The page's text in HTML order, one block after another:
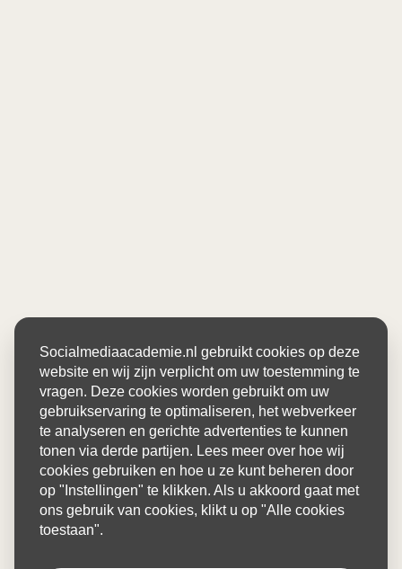
Socialmediaacademie.nl gebruikt cookies op deze
website en wij zijn verplicht om uw toestemming te
vragen. Deze cookies worden gebruikt om uw
gebruikservaring te optimaliseren, het webverkeer
te analyseren en gerichte advertenties te kunnen
tonen via derde partijen. Lees meer over hoe wij
cookies gebruiken en hoe u ze kunt beheren door
op "Instellingen" te klikken. Als u akkoord gaat met
ons gebruik van cookies, klikt u op "Alle cookies
toestaan".